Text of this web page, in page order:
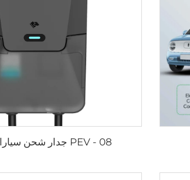
PEV - 08 جدار شحن سيارات كهربائية